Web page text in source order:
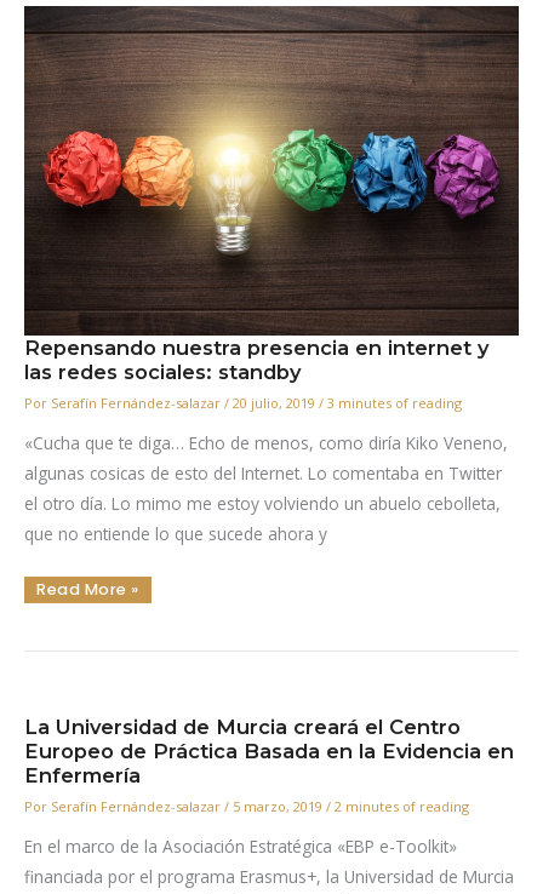
Basada
Evidencia
Repensando nuestra presencia en internet y
las redes sociales: standby
Por Serafín Fernández-salazar / 20 julio, 2019 / 3 minutes of reading
«Cucha que te diga… Echo de menos, como diría Kiko Veneno,
algunas cosicas de esto del Internet. Lo comentaba en Twitter
el otro día. Lo mimo me estoy volviendo un abuelo cebolleta,
que no entiende lo que sucede ahora y
Repensando
Nuestra
Internet
Standby
Read More »
La Universidad de Murcia creará el Centro
Europeo de Práctica Basada en la Evidencia en
Enfermería
Por Serafín Fernández-salazar / 5 marzo, 2019 / 2 minutes of reading
En el marco de la Asociación Estratégica «EBP e-Toolkit»
financiada por el programa Erasmus+, la Universidad de Murcia